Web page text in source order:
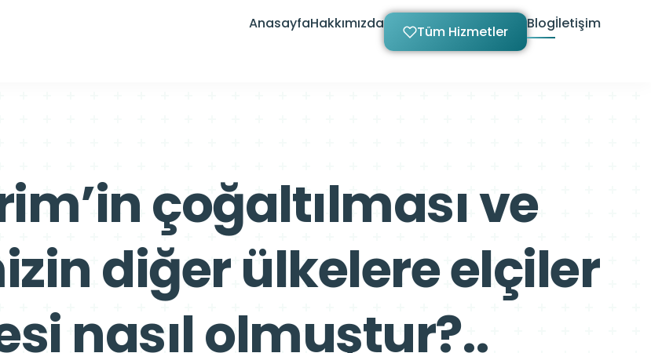
AnasayfaHakkımızda Tüm Hizmetler Blogİletişim
çoğaltılması ve
diğer ülkelere elçiler
nasıl olmuştur?..